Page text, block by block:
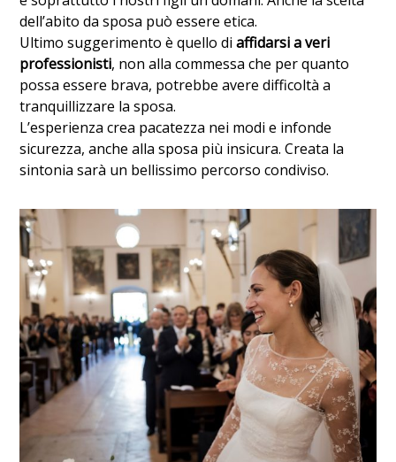
dell’abito da sposa può essere etica.
Ultimo suggerimento è quello diaffidarsi a veri
professionisti, non alla commessa che per quanto
possa essere brava, potrebbe avere difficoltà a
tranquillizzare la sposa.
L’esperienza crea pacatezza nei modi e infonde
sicurezza, anche alla sposa più insicura. Creata la
sintonia sarà un bellissimo percorso condiviso.